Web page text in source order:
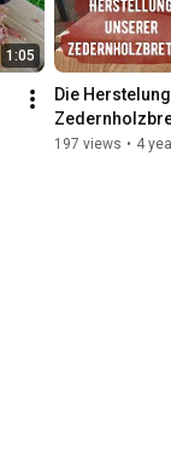
1:05
Die
197 views • 4